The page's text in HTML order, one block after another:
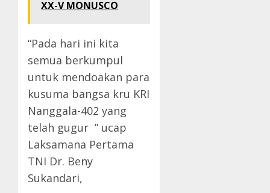
XX-V MONUSCO
“Pada hari ini kita
semua berkumpul
untuk mendoakan para
kusuma bangsa kru KRI
Nanggala-402 yang
telah gugur ” ucap
Laksamana Pertama
TNI Dr. Beny
Sukandari,